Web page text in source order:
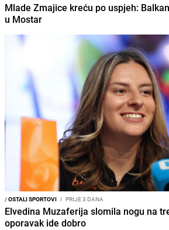
Mlade Zmajice kreću po uspjeh:
u Mostar
/OSTALI SPORTOVI I PRIJE 3 DANA
Elvedina Muzaferija slomila nogu na
oporavak ide dobro